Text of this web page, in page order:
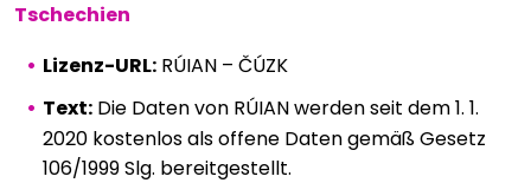
Tschechien
Lizenz-URL:RÚIAN – ČÚZK
Text:Die Daten von RÚIAN werden seit dem 1. 1.
2020 kostenlos als offene Daten gemäß Gesetz
106/1999 Slg. bereitgestellt.